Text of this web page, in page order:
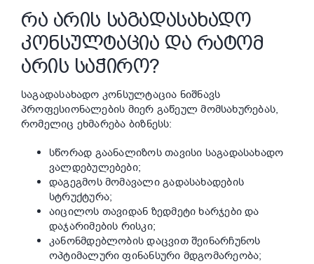
ᲠᲐ ᲐᲠᲘᲡ ᲡᲐᲒᲐᲓᲐᲡᲐᲮᲐᲓᲝ
ᲙᲝᲜᲡᲣᲚᲢᲐᲪᲘᲐ ᲓᲐ ᲠᲐᲢᲝᲛ
ᲐᲠᲘᲡ ᲡᲐᲭᲘᲠᲝ?
საგადასახადო კონსულტაცია ნიშნავს
პროფესიონალების მიერ გაწეულ მომსახურებას,
რომელიც ეხმარება ბიზნესს:
სწორად გაანალიზოს თავისი საგადასახადო
ვალდებულებები;
დაგეგმოს მომავალი გადასახადების
სტრუქტურა;
აიცილოს თავიდან ზედმეტი ხარჯები და
დაჯარიმების რისკი;
კანონმდებლობის დაცვით შეინარჩუნოს
ოპტიმალური ფინანსური მდგომარეობა;